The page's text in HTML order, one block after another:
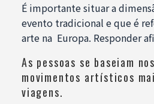
É importante situar a
evento tradicional e que é
arte na Europa. Responder
As pessoas se baseiam
movimentos artísticos
viagens.